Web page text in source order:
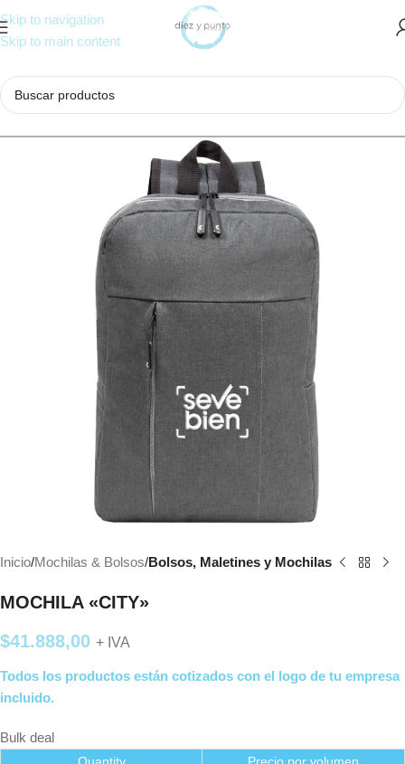
Skip to navigation
Skip to main content
Inicio Mochilas & Bolsos Bolsos, Maletines y Mochilas
MOCHILA «CITY»
$41.888,00 + IVA
Todos los productos están cotizados con el logo de tu empresa
incluido.
Bulk deal